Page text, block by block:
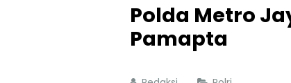
Polda Metro
Pamapta